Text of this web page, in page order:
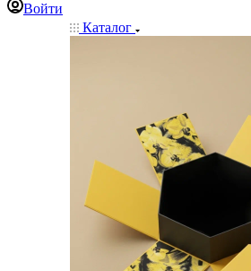
Войти
Каталог